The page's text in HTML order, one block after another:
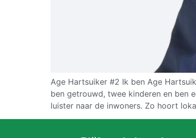
Age Hartsuiker #2 Ik ben Age
ben getrouwd, twee kinderen en ben
luister naar de inwoners. Zo hoort